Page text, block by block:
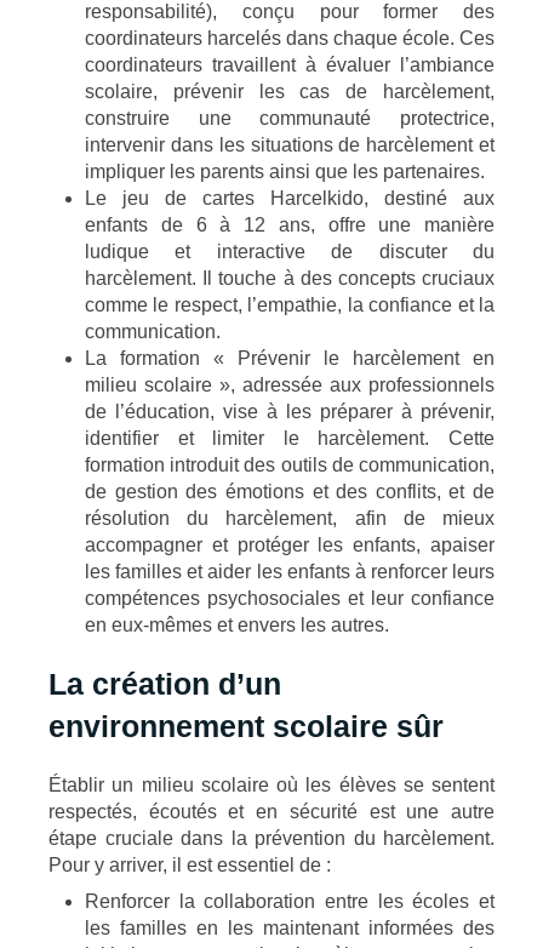
responsabilité), conçu pour former des
coordinateurs harcelés dans chaque école. Ces
coordinateurs travaillent à évaluer l’ambiance
scolaire, prévenir les cas de harcèlement,
construire une communauté protectrice,
intervenir dans les situations de harcèlement et
impliquer les parents ainsi que les partenaires.
Le jeu de cartes Harcelkido, destiné aux
enfants de 6 à 12 ans, offre une manière
ludique et interactive de discuter du
harcèlement. Il touche à des concepts cruciaux
comme le respect, l’empathie, la confiance et la
communication.
La formation « Prévenir le harcèlement en
milieu scolaire », adressée aux professionnels
de l’éducation, vise à les préparer à prévenir,
identifier et limiter le harcèlement. Cette
formation introduit des outils de communication,
de gestion des émotions et des conflits, et de
résolution du harcèlement, afin de mieux
accompagner et protéger les enfants, apaiser
les familles et aider les enfants à renforcer leurs
compétences psychosociales et leur confiance
en eux-mêmes et envers les autres.
La création d’un
environnement scolaire sûr
Établir un milieu scolaire où les élèves se sentent
respectés, écoutés et en sécurité est une autre
étape cruciale dans la prévention du harcèlement.
Pour y arriver, il est essentiel de :
Renforcer la collaboration entre les écoles et
les familles en les maintenant informées des